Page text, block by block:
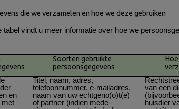
die we verzamelen en hoe we deze gebruiken
tabel vindt u meer informatie over hoe we
Soorten gebruikte
persoonsgegevens
en
met
Titel, naam, adres,
telefoonnummer, e-mailadres,
naam van uw echtgeno(o)t(e)
of partner (indien mede-
van een
huisdier